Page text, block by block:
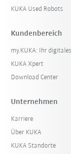
KUKA Used Robots
Kundenbereich
my.KUKA: Ihr
KUKA Xpert
Download Center
Unternehmen
Karriere
Über KUKA
KUKA Standorte